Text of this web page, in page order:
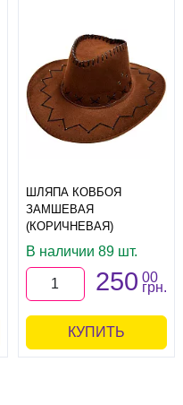
ШЛЯПА КОВБОЯ
ЗАМШЕВАЯ
(КОРИЧНЕВАЯ)
В наличии 89 шт.
250 00
грн.
КУПИТЬ